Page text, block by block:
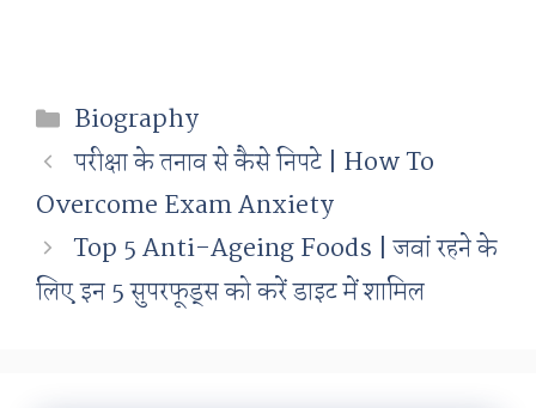
Categories
Biography
परीक्षा के तनाव से कैसे निपटे | How To
Overcome Exam Anxiety
Top 5 Anti-Ageing Foods | जवां रहने के
लिए इन 5 सुपरफूड्स को करें डाइट में शामिल